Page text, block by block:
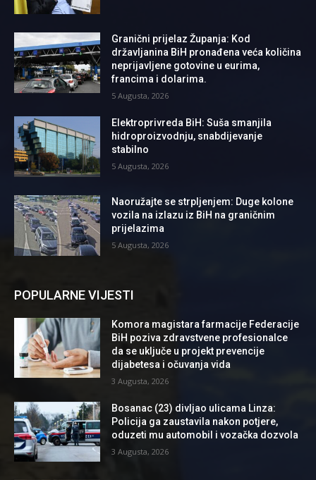
Granični prijelaz Županja: Kod
državljanina BiH pronađena veća količina
neprijavljene gotovine u eurima,
francima i dolarima.
5 Augusta, 2026
Elektroprivreda BiH: Suša smanjila
hidroproizvodnju, snabdijevanje
stabilno
5 Augusta, 2026
Naoružajte se strpljenjem: Duge kolone
vozila na izlazu iz BiH na graničnim
prijelazima
5 Augusta, 2026
POPULARNE VIJESTI
Komora magistara farmacije Federacije
BiH poziva zdravstvene profesionalce
da se uključe u projekt prevencije
dijabetesa i očuvanja vida
3 Augusta, 2026
Bosanac (23) divljao ulicama Linza:
Policija ga zaustavila nakon potjere,
oduzeti mu automobil i vozačka dozvola
3 Augusta, 2026